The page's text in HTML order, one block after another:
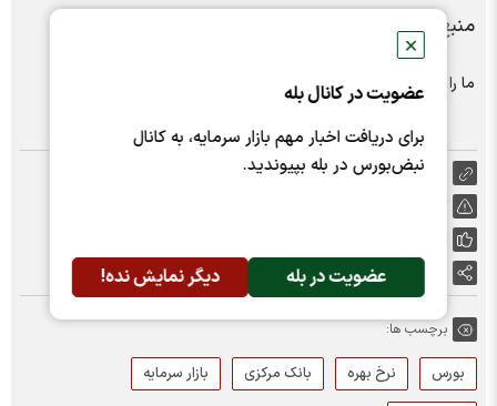
✕
عضویت در کانال بله
برای دریافت اخبار مهم بازار سرمایه، به کانال
نبض‌بورس در بله بپیوندید.
عضویت در بله دیگر نمایش نده!
منبع: سنا
ما را در شبکه های اجتماعی دنبال کنید :
https://nabzebourse.com/000MTH
اشتراک گذاری
برچسب ها:
بورس نرخ بهره بانک مرکزی
بازار سرمایه